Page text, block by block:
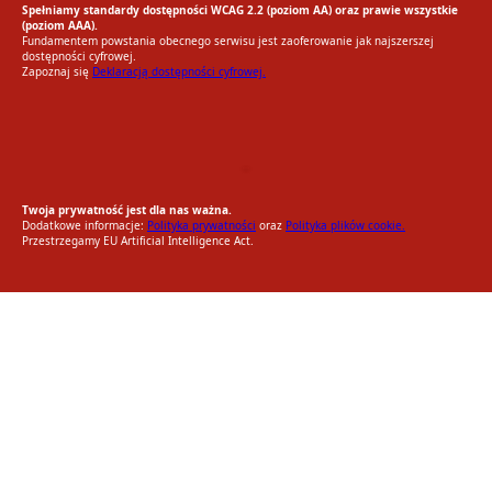
Spełniamy standardy dostępności WCAG 2.2 (poziom AA) oraz prawie wszystkie
(poziom AAA).
Fundamentem powstania obecnego serwisu jest zaoferowanie jak najszerszej
dostępności cyfrowej.
Zapoznaj się Deklaracją dostępności cyfrowej.
Twoja prywatność jest dla nas ważna.
Dodatkowe informacje: Polityka prywatności oraz Polityka plików cookie.
Przestrzegamy EU Artificial Intelligence Act.